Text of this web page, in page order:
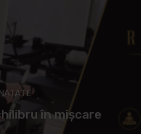
în mișcare